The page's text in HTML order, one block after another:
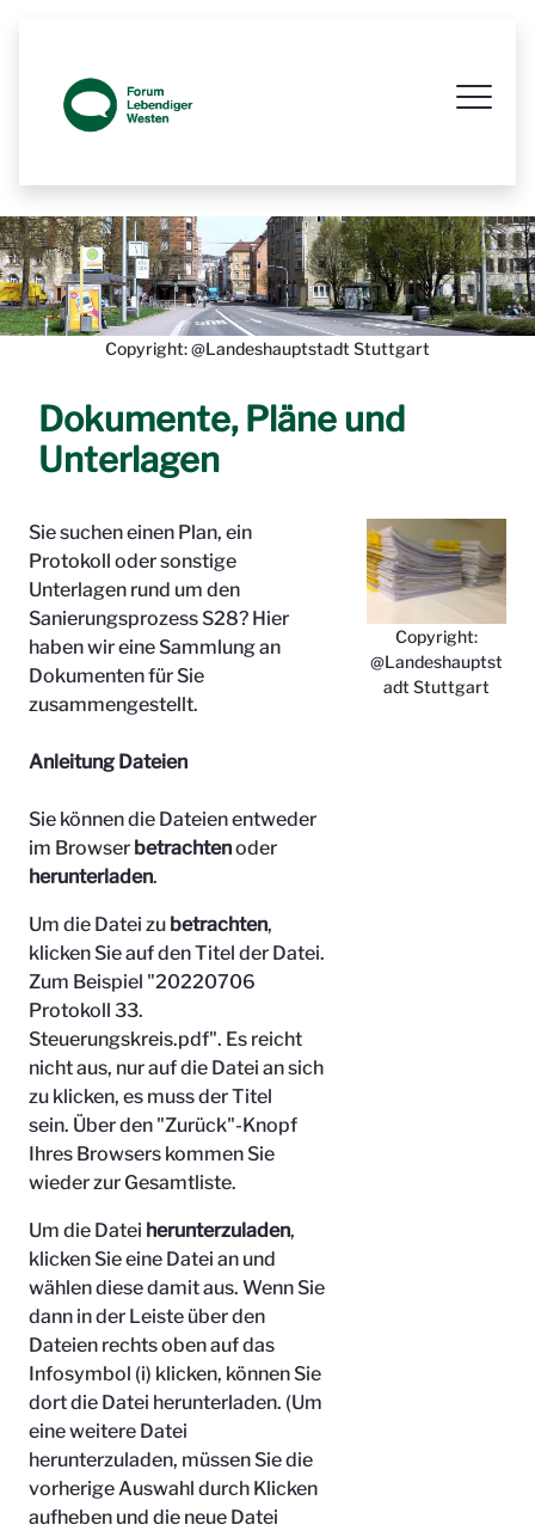
Copyright: @Landeshauptstadt Stuttgart
Dokumente, Pläne und
Unterlagen
Sie suchen einen Plan, ein
Protokoll oder sonstige
Unterlagen rund um den
Sanierungsprozess S28? Hier
haben wir eine Sammlung an
Dokumenten für Sie
zusammengestellt.
Anleitung Dateien
Sie können die Dateien entweder
im Browser betrachtenoder
herunterladen.
Um die Datei zu betrachten,
klicken Sie auf den Titel der Datei.
Zum Beispiel "20220706
Protokoll 33.
Steuerungskreis.pdf". Es reicht
nicht aus, nur auf die Datei an sich
zu klicken, es muss der Titel
sein. Über den "Zurück"-Knopf
Ihres Browsers kommen Sie
wieder zur Gesamtliste.
Um die Datei herunterzuladen,
klicken Sie eine Datei an und
wählen diese damit aus. Wenn Sie
dann in der Leiste über den
Dateien rechts oben auf das
Infosymbol (i) klicken, können Sie
dort die Datei herunterladen. (Um
eine weitere Datei
herunterzuladen, müssen Sie die
vorherige Auswahl durch Klicken
aufheben und die neue Datei
Copyright:
@Landeshauptst
adt Stuttgart